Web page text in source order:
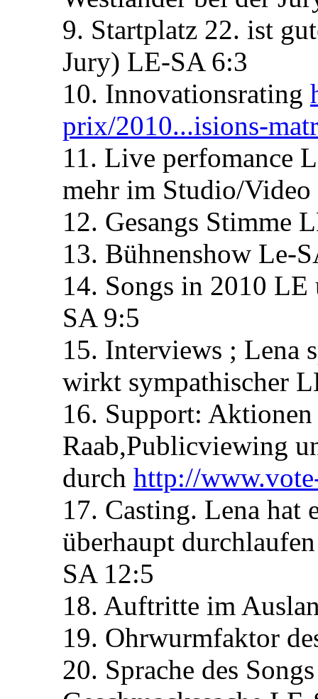
9. Startplatz 22. ist
Jury) LE-SA 6:3
10. Innovationsrating
prix/2010...isions-
11. Live perfomance
mehr im Studio/
12. Gesangs Stimme
13. Bühnenshow Le-
14. Songs in 2010
SA 9:5
15. Interviews ; Lena
wirkt sympathischer
16. Support:
Raab,Publicviewing
durch http://
17. Casting. Lena hat
überhaupt
SA 12:5
18. Auftritte im
19. Ohrwurmfaktor
20. Sprache des